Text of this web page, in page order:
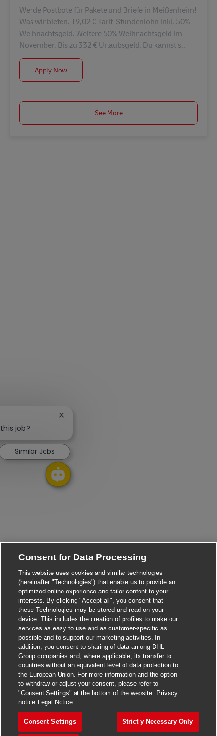
Werde Postbote für Pakete und Briefe in Meißenheim!
Was wir bieten. 19,02 € Tarif-Stundenlohn inkl. 50%
Weihnachtsgeld. Weitere 50% Weihnachtsgeld im
November. Bis zu 332 € Urlaubsgeld. Du kannst s...
Apply NowPostbote für Pakete und Briefe (m/w/d)
See More
job?
Close chatbot notification
Similar Jobs
Consent for Data Processing
This website uses cookies and similar technologies
(hereinafter "Technologies") that enable us to provide an
optimized online experience and tailor content to your
interests. By clicking "Accept all", you consent that
these Technologies may be stored and read on your
device. This includes the creation of profiles to make our
services as easy to use and as customer-specific as
possible and to support our marketing activities. In
addition, you consent to sharing of data among DHL
Group companies and, where applicable, its transfer to
countries without an equivalent level of data protection to
the European Union. For more information and the option
to withdraw or adjust your consent, please refer to
"Consent Settings" at the bottom of the website. Privacy
notice Legal Notice
Consent Settings Strictly Necessary Only